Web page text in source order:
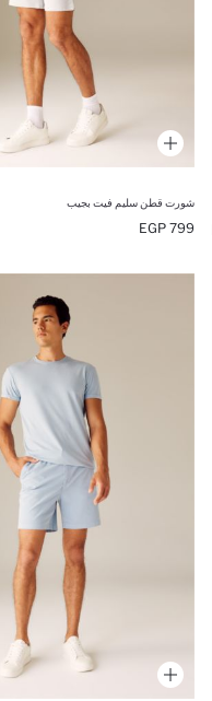
شورت قطن سليم فيت بجيب
799 EGP